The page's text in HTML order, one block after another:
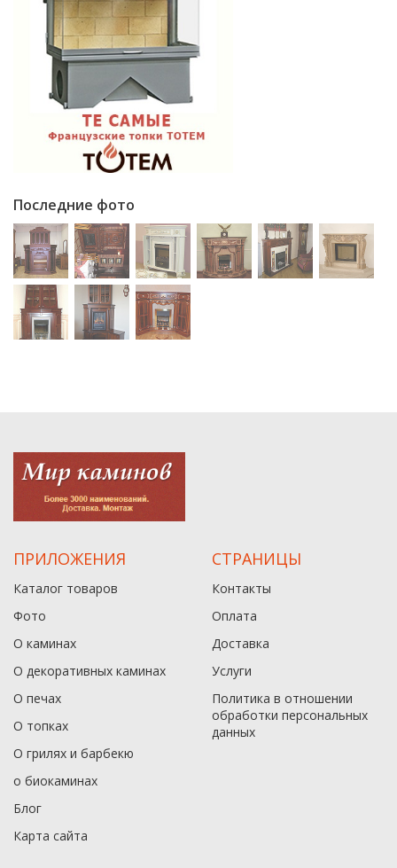
Последние фото
ПРИЛОЖЕНИЯ
Каталог товаров
Фото
О каминах
О декоративных каминах
О печах
О топках
О грилях и барбекю
о биокаминах
Блог
Карта сайта
СТРАНИЦЫ
Контакты
Оплата
Доставка
Услуги
Политика в отношении
обработки персональных
данныx